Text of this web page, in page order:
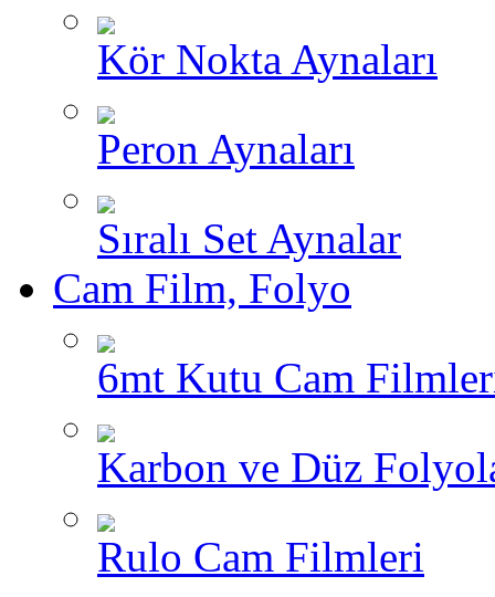
Kör Nokta Aynaları
Peron Aynaları
Sıralı Set Aynalar
Cam Film, Folyo
6mt Kutu Cam
Karbon ve Düz
Rulo Cam Filmleri